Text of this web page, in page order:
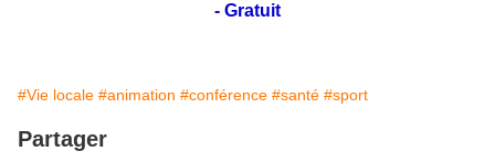
- Gratuit
#Vie locale #animation #conférence #santé #sport
Partager